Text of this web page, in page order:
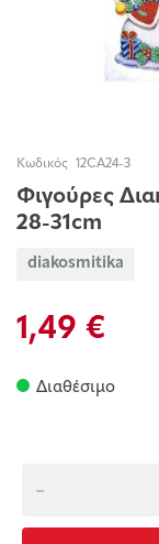
Κωδικός 12CA24-3
Φιγούρες
28-31cm
diakosmitika
1,49 €
Διαθέσιμο
-